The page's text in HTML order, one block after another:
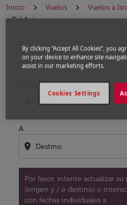
Inicio Vuelos Vuelos a
a Tel Aviv
Encuentre las
vuelo desde
A
location_on
Por favor, intente actualizar su
(origen y / o destino) o
con fechas individuales a
Por favor, intente
By clicking “Accept All Cookies”, you
on your device to enhance site
assist in our marketing efforts.
Cookies Settings